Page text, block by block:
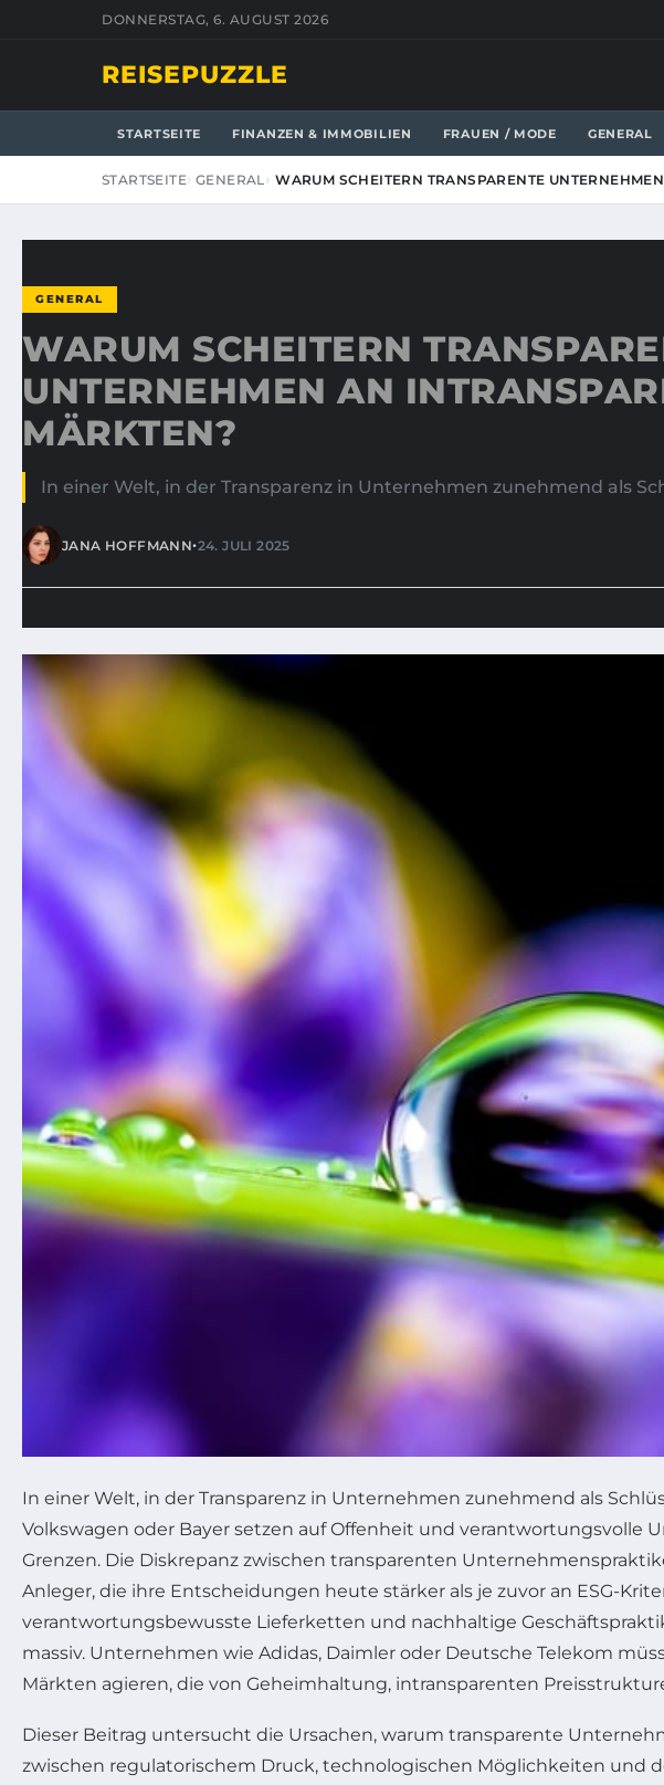
DONNERSTAG, 6. AUGUST 2026
REISEPUZZLE
STARTSEITE FINANZEN & IMMOBILIEN FRAUEN / MODE GENERAL
STARTSEITE GENERAL WARUM SCHEITERN TRANSPARENTE
GENERAL
WARUM SCHEITERN
UNTERNEHMEN AN
MÄRKTEN?
In einer Welt, in der Transparenz in Unternehmen zunehmend als
JANA HOFFMANN•24. JULI 2025
In einer Welt, in der Transparenz in Unternehmen zunehmend als
Volkswagen oder Bayer setzen auf Offenheit und
Grenzen. Die Diskrepanz zwischen transparenten
Anleger, die ihre Entscheidungen heute stärker als je zuvor an ESG-
verantwortungsbewusste Lieferketten und nachhaltige
massiv. Unternehmen wie Adidas, Daimler oder Deutsche Telekom
Märkten agieren, die von Geheimhaltung, intransparenten
Dieser Beitrag untersucht die Ursachen, warum transparente
zwischen regulatorischem Druck, technologischen Möglichkeiten und